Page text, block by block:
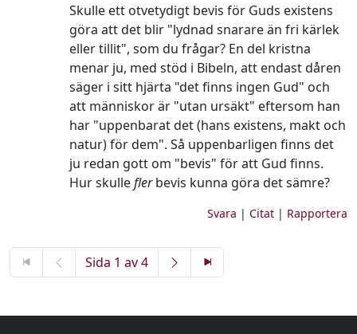
Skulle ett otvetydigt bevis för Guds existens
göra att det blir "lydnad snarare än fri kärlek
eller tillit", som du frågar? En del kristna
menar ju, med stöd i Bibeln, att endast dåren
säger i sitt hjärta "det finns ingen Gud" och
att människor är "utan ursäkt" eftersom han
har "uppenbarat det (hans existens, makt och
natur) för dem". Så uppenbarligen finns det
ju redan gott om "bevis" för att Gud finns.
Hur skulleflerbevis kunna göra det sämre?
Svara | Citat| Rapportera
Sida 1 av 4